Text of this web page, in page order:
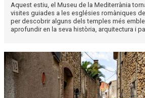
Aquest estiu, el Museu de la Mediterrània
visites guiades a les esglésies romàniques
per descobrir alguns dels temples més
aprofundir en la seva història, arquitectura i